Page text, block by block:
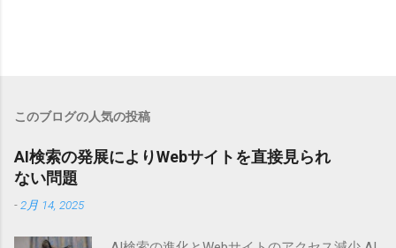
このブログの人気の投稿
AI検索の発展によりWebサイトを直接見られ
ない問題
- 2月 14, 2025